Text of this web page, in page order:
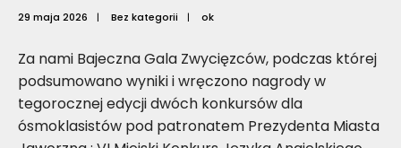
29 maja 2026 | Bez kategorii | ok
Za nami Bajeczna Gala Zwycięzców, podczas której
podsumowano wyniki i wręczono nagrody w
tegorocznej edycji dwóch konkursów dla
ósmoklasistów pod patronatem Prezydenta Miasta